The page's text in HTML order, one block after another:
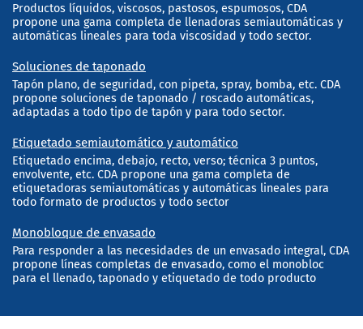
Productos líquidos, viscosos, pastosos, espumosos, CDA
propone una gama completa de llenadoras semiautomáticas y
automáticas lineales para toda viscosidad y todo sector.
Soluciones de taponado
Tapón plano, de seguridad, con pipeta, spray, bomba, etc. CDA
propone soluciones de taponado / roscado automáticas,
adaptadas a todo tipo de tapón y para todo sector.
Etiquetado semiautomático y automático
Etiquetado encima, debajo, recto, verso; técnica 3 puntos,
envolvente, etc. CDA propone una gama completa de
etiquetadoras semiautomáticas y automáticas lineales para
todo formato de productos y todo sector
Monobloque de envasado
Para responder a las necesidades de un envasado integral, CDA
propone líneas completas de envasado, como el monobloc
para el llenado, taponado y etiquetado de todo producto